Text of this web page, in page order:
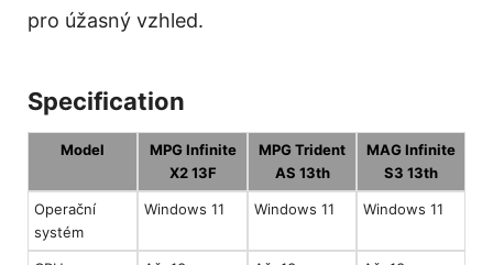
pro úžasný vzhled.
Specification
Model
MPG Infinite
X2 13F
MPG Trident
AS 13th
MAG Infinite
S3 13th
Operační
systém
Windows 11 Windows 11 Windows 11